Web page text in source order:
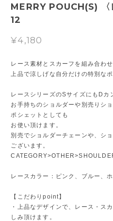
MERRY POUCH(S)
12
¥4,180
レース素材とスカーフを組み合わ
上品で涼しげな自分だけの特別なポ
レースシリーズのSサイズにもDカ
お手持ちのショルダーや別売りシ
ポシェットとしても
お使い頂けます。
別売でショルダーチェーンや、シ
ございます。
レースカラー：ピンク、ブルー、
【こだわりpoint】
・上品なデザインで、レース・ス
しみ頂けます。